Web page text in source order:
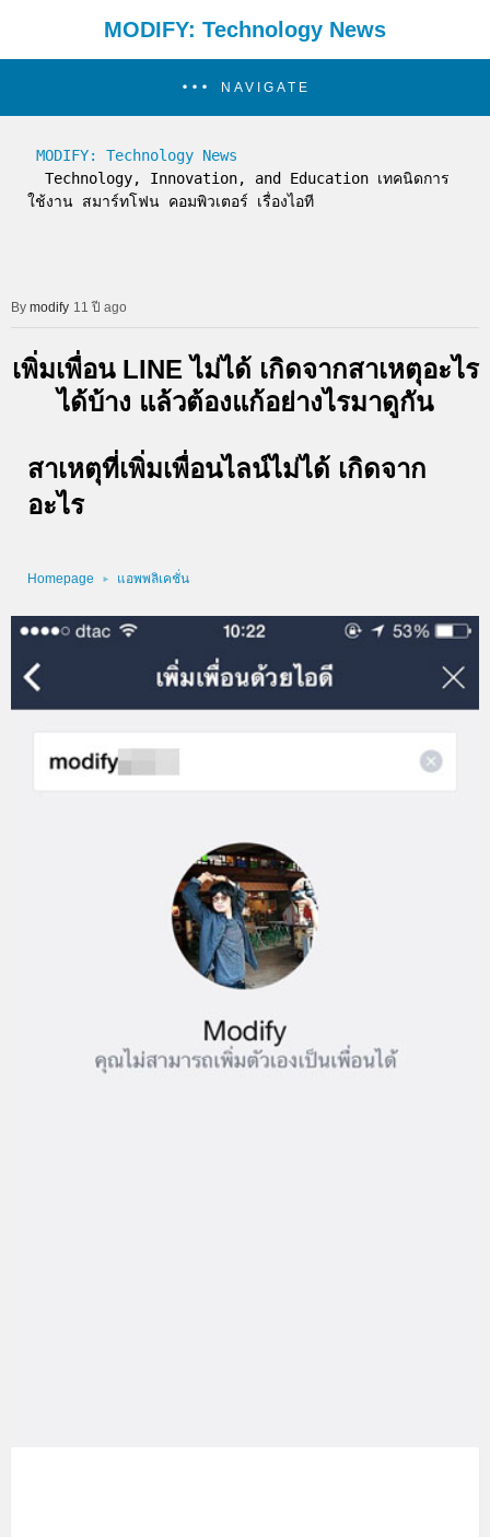
MODIFY: Technology News
NAVIGATE
MODIFY: Technology News
ใช้งาน สมาร์ทโฟน คอมพิวเตอร์ เรื่องไอที
modify 11 ปี ago
เพิ่มเพื่อน LINE ไม่ได้ เกิดจากสาเหตุอะไร
ได้บ้าง แล้วต้องแก้อย่างไรมาดูกัน
สาเหตุที่เพิ่มเพื่อนไลน์ไม่ได้ เกิดจาก
อะไร
Homepage แอพพลิเคชั่น